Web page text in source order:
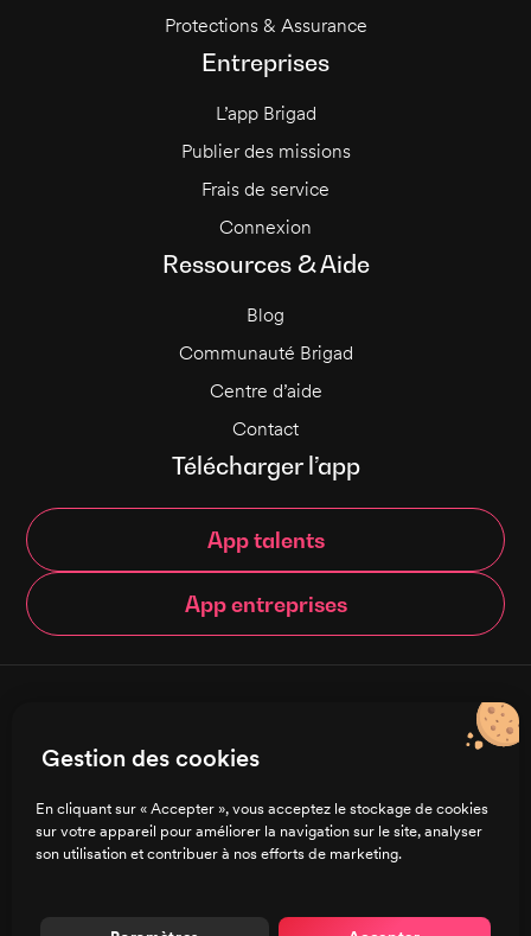
Protections & Assurance
Entreprises
L’app Brigad
Publier des missions
Frais de service
Connexion
Ressources & Aide
Blog
Communauté Brigad
Centre d’aide
Contact
Télécharger l’app
App talents
App entreprises
Charte de confidentialité
CGU/CGV
Préférences de cookies
Gestion des cookies
En cliquant sur « Accepter », vous acceptez le stockage de cookies
sur votre appareil pour améliorer la navigation sur le site, analyser
son utilisation et contribuer à nos efforts de marketing.